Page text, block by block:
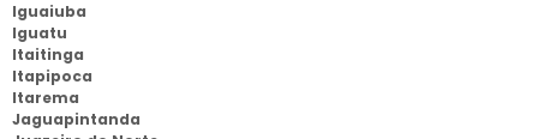
Iguaiuba
Iguatu
Itaitinga
Itapipoca
Itarema
Jaguapintanda